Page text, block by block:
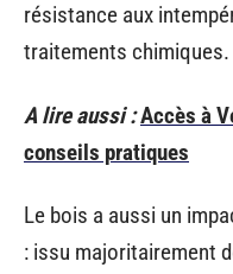
résistance aux
traitements chimiques.
A lire aussi :Accès à
conseils pratiques
Le bois a aussi un
: issu majoritairement